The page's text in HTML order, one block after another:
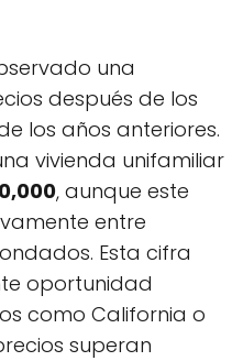
una
después de los
los años anteriores.
vivienda unifamiliar
, aunque este
entre
Esta cifra
oportunidad
como California o
superan